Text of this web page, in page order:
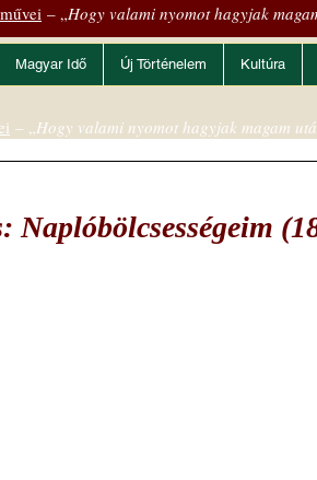
– „Hogy valami nyomot hagyjak
Magyar Idő Új Történelem Kultúra
Naplóbölcsességeim
– „Hogy valami nyomot hagyjak magam